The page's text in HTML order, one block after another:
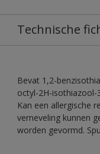
Technische
Bevat 1,2-
octyl-2H-
Kan een allergische
verneveling kunnen
worden gevormd.